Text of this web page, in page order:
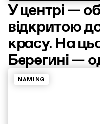
У центрі —
відкритою
красу. На
Берегині —
NAMING